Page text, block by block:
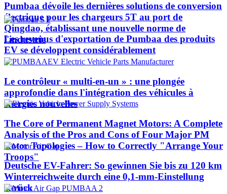
Pumbaa dévoile les dernières solutions de conversion
électrique pour les chargeurs 5T au port de
Qingdao, établissant une nouvelle norme de
l'industrie
Les revenus d'exportation de Pumbaa des produits
EV se développent considérablement
Le contrôleur « multi-en-un » : une plongée
approfondie dans l'intégration des véhicules à
énergies nouvelles
The Core of Permanent Magnet Motors: A Complete
Analysis of the Pros and Cons of Four Major PM
Rotor Topologies – How to Correctly "Arrange Your
Troops"
Deutsche EV-Fahrer: So gewinnen Sie bis zu 120 km
Winterreichweite durch eine 0,1-mm-Einstellung
zurück